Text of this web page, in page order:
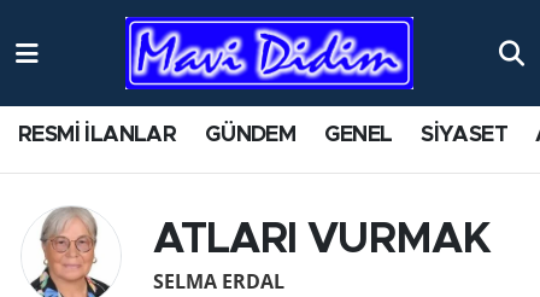
RESMİ İLANLAR GÜNDEM GENEL SİYASET
ATLARI VURMAK
SELMA ERDAL
ANTİK YERLER
AYDIN
BİLİM VE TEKNOLOJİ
Nöbetçi Eczaneler
Namaz Vakitleri
Trafik Durumu